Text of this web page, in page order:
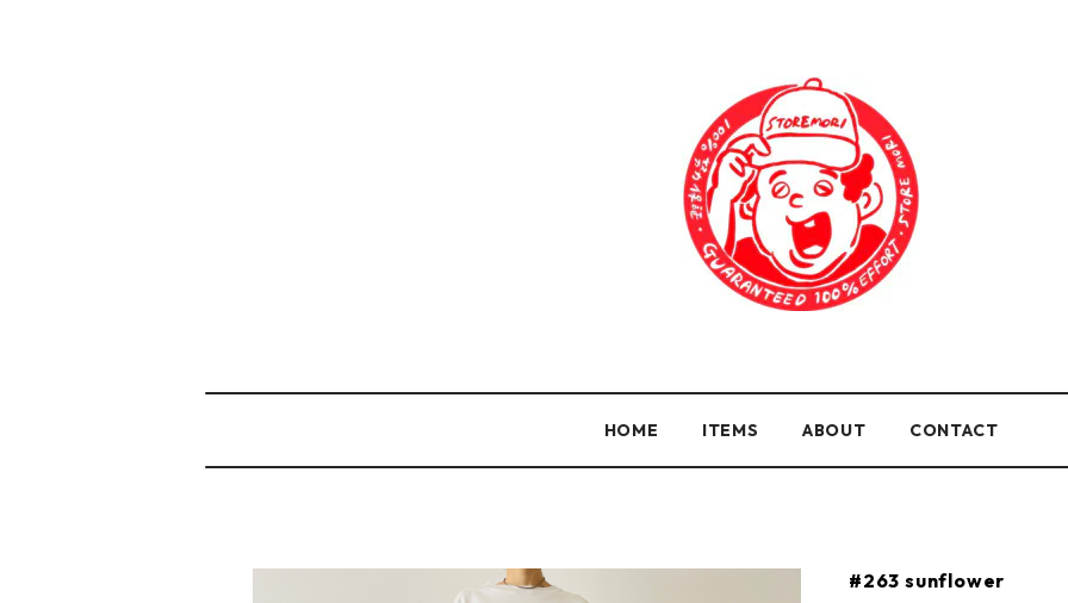
HOME ITEMS ABOUT CONTACT
#263 sunflower